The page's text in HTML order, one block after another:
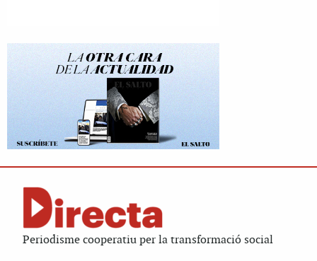
Periodisme cooperatiu per la transformació social